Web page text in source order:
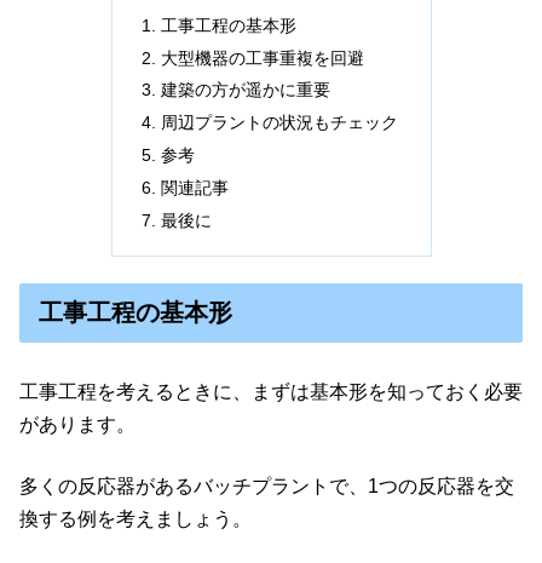
工事工程の基本形
大型機器の工事重複を回避
建築の方が遥かに重要
周辺プラントの状況もチェック
参考
関連記事
最後に
工事工程の基本形
工事工程を考えるときに、まずは基本形を知っておく必要
があります。
多くの反応器があるバッチプラントで、1つの反応器を交
換する例を考えましょう。